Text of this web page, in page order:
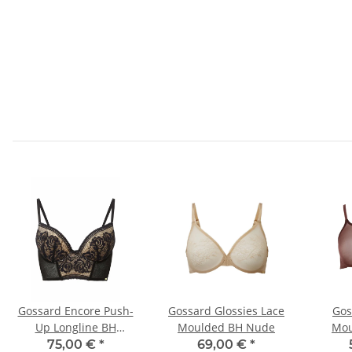
Gossard Encore Push-
Up Longline BH
Black/Nude
75,00 € *
Gossard Glossies Lace
Moulded BH Nude
69,00 € *